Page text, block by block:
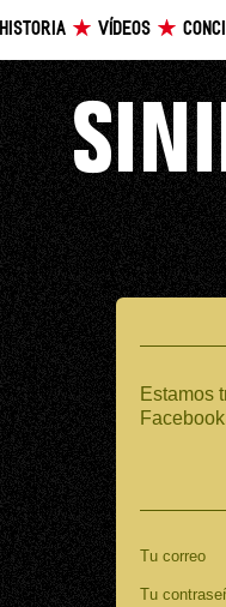
HISTORIA VÍDEOS
Estamos
Tu correo
Tu